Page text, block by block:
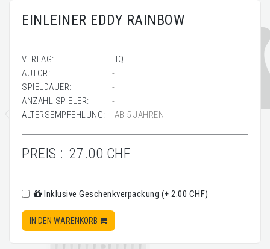
EINLEINER EDDY RAINBOW
VERLAG:
HQ
AUTOR:
-
SPIELDAUER:
-
ANZAHL SPIELER:
-
ALTERSEMPFEHLUNG:
AB 5 JAHREN
PREIS : 27.00 CHF
Inklusive Geschenkverpackung (+ 2.00 CHF)
IN DEN WARENKORB